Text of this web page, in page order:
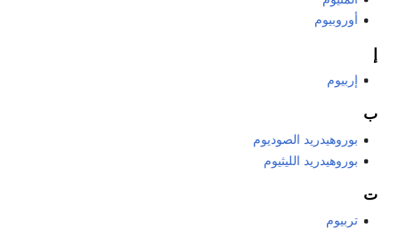
أوروبيوم
إربيوم
ب
بوروهيدريد الصوديوم
بوروهيدريد الليثيوم
ت
تربيوم